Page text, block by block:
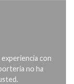
experiencia con
no ha